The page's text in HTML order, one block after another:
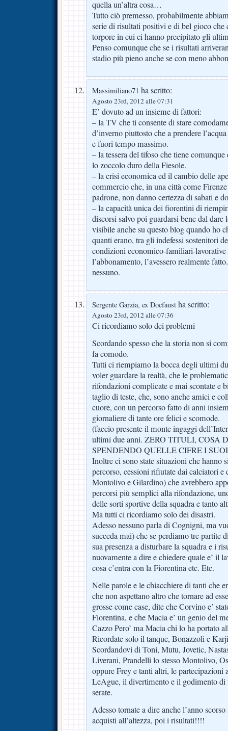
quella un’altra cosa…
Tutto ciò premesso, probabilmente
serie di risultati positivi e di bel gioco che
torpore in cui ci hanno precipitato gli
Penso comunque che se i risultati
stadio più pieno anche se con meno
Massimiliano71 ha scritto:
Agosto 23rd, 2012 alle 07:31
E’ dovuto ad un insieme di fattori:
– la TV che ti consente di stare
d’inverno piuttosto che a prendere
e fuori tempo massimo.
– la tessera del tifoso che tiene
lo zoccolo duro della Fiesole.
– la crisi economica ed il cambio delle
commercio che, in una città come
padrone, non danno certezza di sabati e
– la capacità unica dei fiorentini di
discorsi salvo poi guardarsi bene dal dare
visibile anche su questo blog quando ho
quanti erano, tra gli indefessi sostenitori
condizioni economico-familiari-lavorative
l’abbonamento, l’avessero realmente
nessuno.
Sergente Garzia, ex Docfaust ha scritto:
Agosto 23rd, 2012 alle 07:36
Ci ricordiamo solo dei problemi
Scordando spesso che la storia non si
fa comodo.
Tutti ci riempiamo la bocca degli ultimi
voler guardare la realtà, che le
rifondazioni complicate e mai scontate e
taglio di teste, che, sono anche amici e
cuore, con un percorso fatto di anni
giornaliere di tante ore felici e scomode.
(faccio presente il monte ingaggi
ultimi due anni. ZERO TITULI, COSA
SPENDENDO QUELLE CIFRE I
Inoltre ci sono state situazioni che hanno
percorso, cessioni rifiutate dai calciatori
Montolivo e Gilardino) che avrebbero
percorsi più semplici alla rifondazione,
delle sorti sportive della squadra e tanto
Ma tutti ci ricordiamo solo dei disastri.
Adesso nessuno parla di Cognigni, ma
succeda mai) che se perdiamo tre partite
sua presenza a disturbare la squadra e i
nuovamente a dire e chiedere quale e’ il
cosa c’entra con la Fiorentina etc. Etc.
Nelle parole e le chiacchiere di tanti che
che non aspettano altro che tornare ad
grosse come case, dite che Corvino e’
Fiorentina, e che Macia e’ un genio del
Cazzo Pero’ ma Macia chi lo ha portato
Ricordate solo il tanque, Bonazzoli e
Scordandovi di Toni, Mutu, Jovetic,
Liverani, Prandelli lo stesso Montolivo,
oppure Frey e tanti altri, le partecipazioni
LeAgue, il divertimento e il godimento di
serate.
Adesso tornate a dire anche l’anno
acquisti all’altezza, poi i risultati!!!!